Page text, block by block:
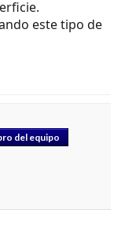
este tipo de
del equipo